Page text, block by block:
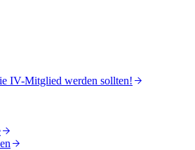
IV-Mitglied werden sollten!